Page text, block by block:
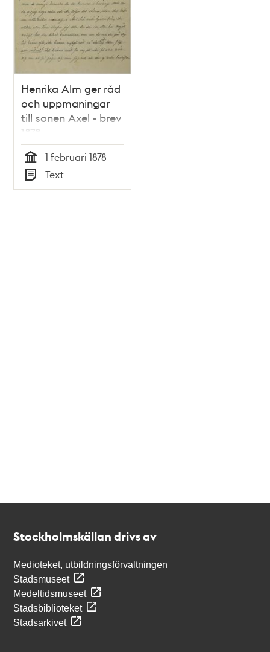
Henrika Alm ger råd
och uppmaningar
till sonen Axel - brev
1878
Tid
1 februari 1878
Typ
Text
Stockholmskällan drivs av
Medioteket, utbildningsförvaltningen
Stadsmuseet
Medeltidsmuseet
Stadsbiblioteket
Stadsarkivet